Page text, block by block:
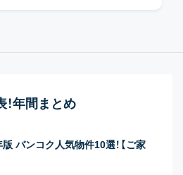
！年間まとめ
バンコク人気物件10選！【ご家